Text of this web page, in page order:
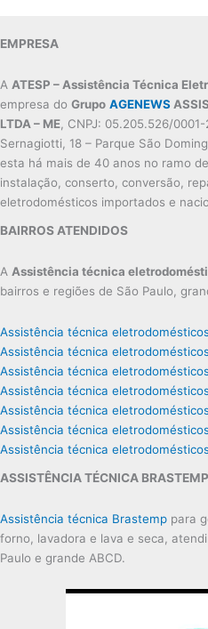
EMPRESA
A ATESP – Assistência Técnica
empresa do Grupo AGENEWS
LTDA – ME , CNPJ: 05.205.526/
Sernagiotti, 18 – Parque São
esta há mais de 40 anos no ramo
instalação, conserto, conversão,
eletrodomésticos importados e
BAIRROS ATENDIDOS
A Assistência técnica
bairros e regiões de São Paulo,
Assistência técnica
Assistência técnica
Assistência técnica
Assistência técnica
Assistência técnica
Assistência técnica
Assistência técnica
ASSISTÊNCIA TÉCNICA BRASTEMP
Assistência técnica Brastemp para
forno, lavadora e lava e seca,
Paulo e grande ABCD.